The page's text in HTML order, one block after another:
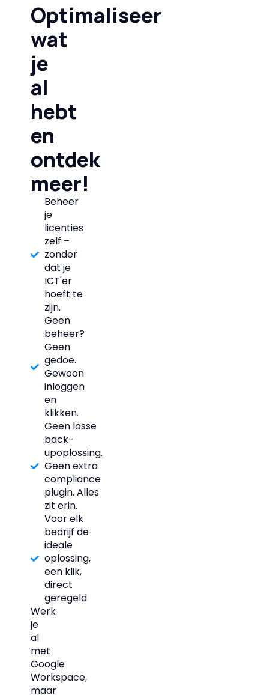
Optimaliseer
wat
je
al
hebt
en
ontdek
meer!
Beheer
je
licenties
zelf –
zonder
dat je
ICT'er
hoeft te
zijn.
Geen
beheer?
Geen
gedoe.
Gewoon
inloggen
en
klikken.
Geen losse
back-
upoplossing.
Geen extra
compliance
plugin. Alles
zit erin.
Voor elk
bedrijf de
ideale
oplossing,
een klik,
direct
geregeld
Werk
je
al
met
Google
Workspace,
maar